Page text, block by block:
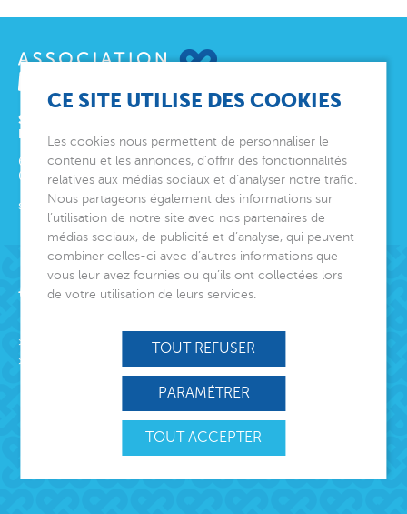
SIÈGE SOCIAL
ET DIRECTION GÉNÉRALE
6 avenue Édith Cavell
06000 Nice
Tél.
siege@montjoye.org
Acteur de lien social
Protection Enfance et Familles
Accueil des victimes
Accueil des victimes
Citoyenneté active
CE SITE UTILISE DES COOKIES
Les cookies nous permettent de personnaliser le
contenu et les annonces, d’offrir des fonctionnalités
relatives aux médias sociaux et d’analyser notre trafic.
Nous partageons également des informations sur
l’utilisation de notre site avec nos partenaires de
médias sociaux, de publicité et d’analyse, qui peuvent
combiner celles-ci avec d’autres informations que
vous leur avez fournies ou qu’ils ont collectées lors
de votre utilisation de leurs services.
TOUT ACCEPTER
TOUT REFUSER
PARAMÉTRER